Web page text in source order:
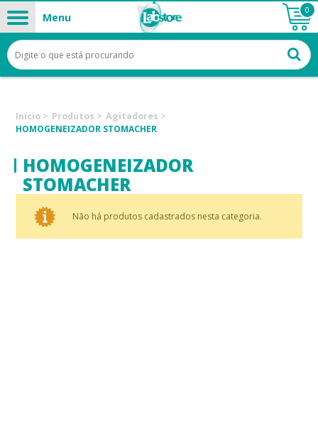
Menu
0
Início > Produtos > Agitadores >
HOMOGENEIZADOR STOMACHER
HOMOGENEIZADOR
STOMACHER
Não há produtos cadastrados nesta categoria.